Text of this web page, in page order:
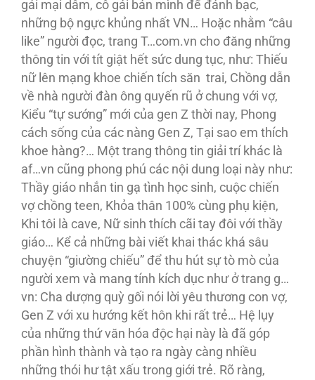
gái mại dâm, cô gái bán mình để đánh bạc,
những bộ ngực khủng nhất VN… Hoặc nhằm “câu
like” người đọc, trang T…com.vn cho đăng những
thông tin với tít giật hết sức dung tục, như: Thiếu
nữ lên mạng khoe chiến tích săn trai, Chồng dẫn
về nhà người đàn ông quyến rũ ở chung với vợ,
Kiểu “tự sướng” mới của gen Z thời nay, Phong
cách sống của các nàng Gen Z, Tại sao em thích
khoe hàng?… Một trang thông tin giải trí khác là
af…vn cũng phong phú các nội dung loại này như:
Thầy giáo nhắn tin gạ tình học sinh, cuộc chiến
vợ chồng teen, Khỏa thân 100% cùng phụ kiện,
Khi tôi là cave, Nữ sinh thích cãi tay đôi với thầy
giáo… Kể cả những bài viết khai thác khá sâu
chuyện “giường chiếu” để thu hút sự tò mò của
người xem và mang tính kích dục như ở trang g…
vn: Cha dượng quỳ gối nói lời yêu thương con vợ,
Gen Z với xu hướng kết hôn khi rất trẻ… Hệ lụy
của những thứ văn hóa độc hại này là đã góp
phần hình thành và tạo ra ngày càng nhiều
những thói hư tật xấu trong giới trẻ. Rõ ràng,